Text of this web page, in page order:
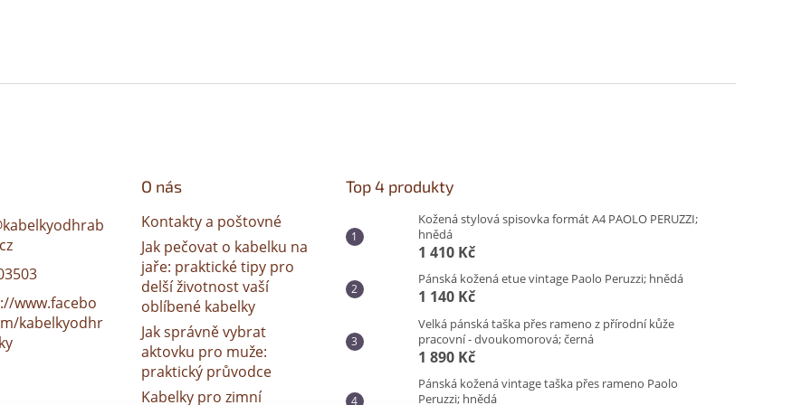
kabelkyodhrab
www.facebo
kabelkyodhr
O nás
Kontakty a poštovné
Jak pečovat o kabelku na
jaře: praktické tipy pro
delší životnost vaší
oblíbené kabelky
Jak správně vybrat
aktovku pro muže:
praktický průvodce
Kabelky pro zimní
Top 4 produkty
Kožená stylová spisovka formát A4 PAOLO PERUZZI;
hnědá
1 410 Kč
Pánská kožená etue vintage Paolo Peruzzi; hnědá
1 140 Kč
Velká pánská taška přes rameno z přírodní kůže
pracovní - dvoukomorová; černá
1 890 Kč
Pánská kožená vintage taška přes rameno Paolo
Peruzzi; hnědá